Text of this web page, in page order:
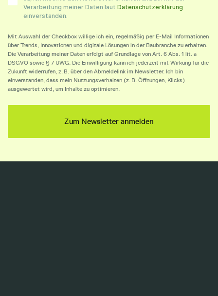
Verarbeitung meiner Daten laut Datenschutzerklärung
einverstanden.
Mit Auswahl der Checkbox willige ich ein, regelmäßig per E-Mail Informationen
über Trends, Innovationen und digitale Lösungen in der Baubranche zu erhalten.
Die Verarbeitung meiner Daten erfolgt auf Grundlage von Art. 6 Abs. 1 lit. a
DSGVO sowie § 7 UWG. Die Einwilligung kann ich jederzeit mit Wirkung für die
Zukunft widerrufen, z. B. über den Abmeldelink im Newsletter. Ich bin
einverstanden, dass mein Nutzungsverhalten (z. B. Öffnungen, Klicks)
ausgewertet wird, um Inhalte zu optimieren.